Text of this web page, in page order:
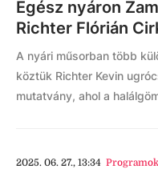
Egész nyáron
Richter Flórián
A nyári műsorban több
köztük Richter Kevin
mutatvány, ahol a
2025. 06. 27., 13:34